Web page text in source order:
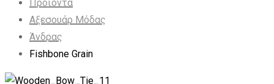
Προϊόντα
Αξεσουάρ Μόδας
Άνδρας
Fishbone Grain